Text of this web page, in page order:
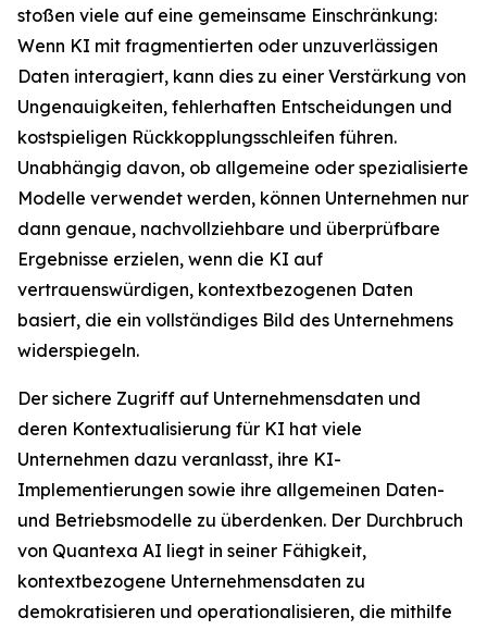
stoßen viele auf eine gemeinsame Einschränkung:
Wenn KI mit fragmentierten oder unzuverlässigen
Daten interagiert, kann dies zu einer Verstärkung von
Ungenauigkeiten, fehlerhaften Entscheidungen und
kostspieligen Rückkopplungsschleifen führen.
Unabhängig davon, ob allgemeine oder spezialisierte
Modelle verwendet werden, können Unternehmen nur
dann genaue, nachvollziehbare und überprüfbare
Ergebnisse erzielen, wenn die KI auf
vertrauenswürdigen, kontextbezogenen Daten
basiert, die ein vollständiges Bild des Unternehmens
widerspiegeln.
Der sichere Zugriff auf Unternehmensdaten und
deren Kontextualisierung für KI hat viele
Unternehmen dazu veranlasst, ihre KI-
Implementierungen sowie ihre allgemeinen Daten-
und Betriebsmodelle zu überdenken. Der Durchbruch
von Quantexa AI liegt in seiner Fähigkeit,
kontextbezogene Unternehmensdaten zu
demokratisieren und operationalisieren, die mithilfe